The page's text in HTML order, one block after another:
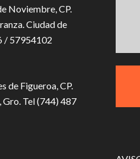
Noviembre, CP.
Ciudad de
/ 57954102
de Figueroa, CP.
Gro. Tel (744) 487